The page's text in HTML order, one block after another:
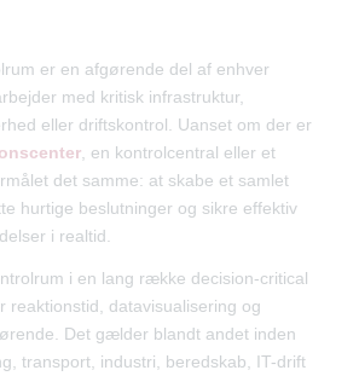
er en afgørende del af enhver
med kritisk infrastruktur,
eller driftskontrol. Uanset om der er
, en kontrolcentral eller et
det samme: at skabe et samlet
hurtige beslutninger og sikre effektiv
i realtid.
i en lang række decision-critical
reaktionstid, datavisualisering og
Det gælder blandt andet inden
transport, industri, beredskab, IT-drift